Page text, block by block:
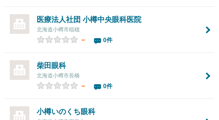
医療法人社団 小樽中央眼科医院
北海道小樽市稲穂
－ 0件
柴田眼科
北海道小樽市長橋
－ 0件
小樽いのくち眼科